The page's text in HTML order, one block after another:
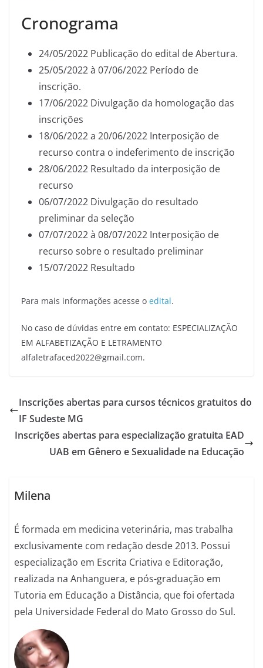
Cronograma
24/05/2022 Publicação do edital de Abertura.
25/05/2022 à 07/06/2022 Período de
inscrição.
17/06/2022 Divulgação da homologação das
inscrições
18/06/2022 a 20/06/2022 Interposição de
recurso contra o indeferimento de inscrição
28/06/2022 Resultado da interposição de
recurso
06/07/2022 Divulgação do resultado
preliminar da seleção
07/07/2022 à 08/07/2022 Interposição de
recurso sobre o resultado preliminar
15/07/2022 Resultado
Para mais informações acesse o edital.
No caso de dúvidas entre em contato: ESPECIALIZAÇÃO
EM ALFABETIZAÇÃO E LETRAMENTO
alfaletrafaced2022@gmail.com.
Inscrições abertas para cursos técnicos gratuitos do
IF Sudeste MG
Inscrições abertas para especialização gratuita EAD
UAB em Gênero e Sexualidade na Educação
Milena
É formada em medicina veterinária, mas trabalha
exclusivamente com redação desde 2013. Possui
especialização em Escrita Criativa e Editoração,
realizada na Anhanguera, e pós-graduação em
Tutoria em Educação a Distância, que foi ofertada
pela Universidade Federal do Mato Grosso do Sul.